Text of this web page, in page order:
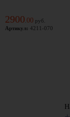
2900 00 руб.
Артикул: 4211-070